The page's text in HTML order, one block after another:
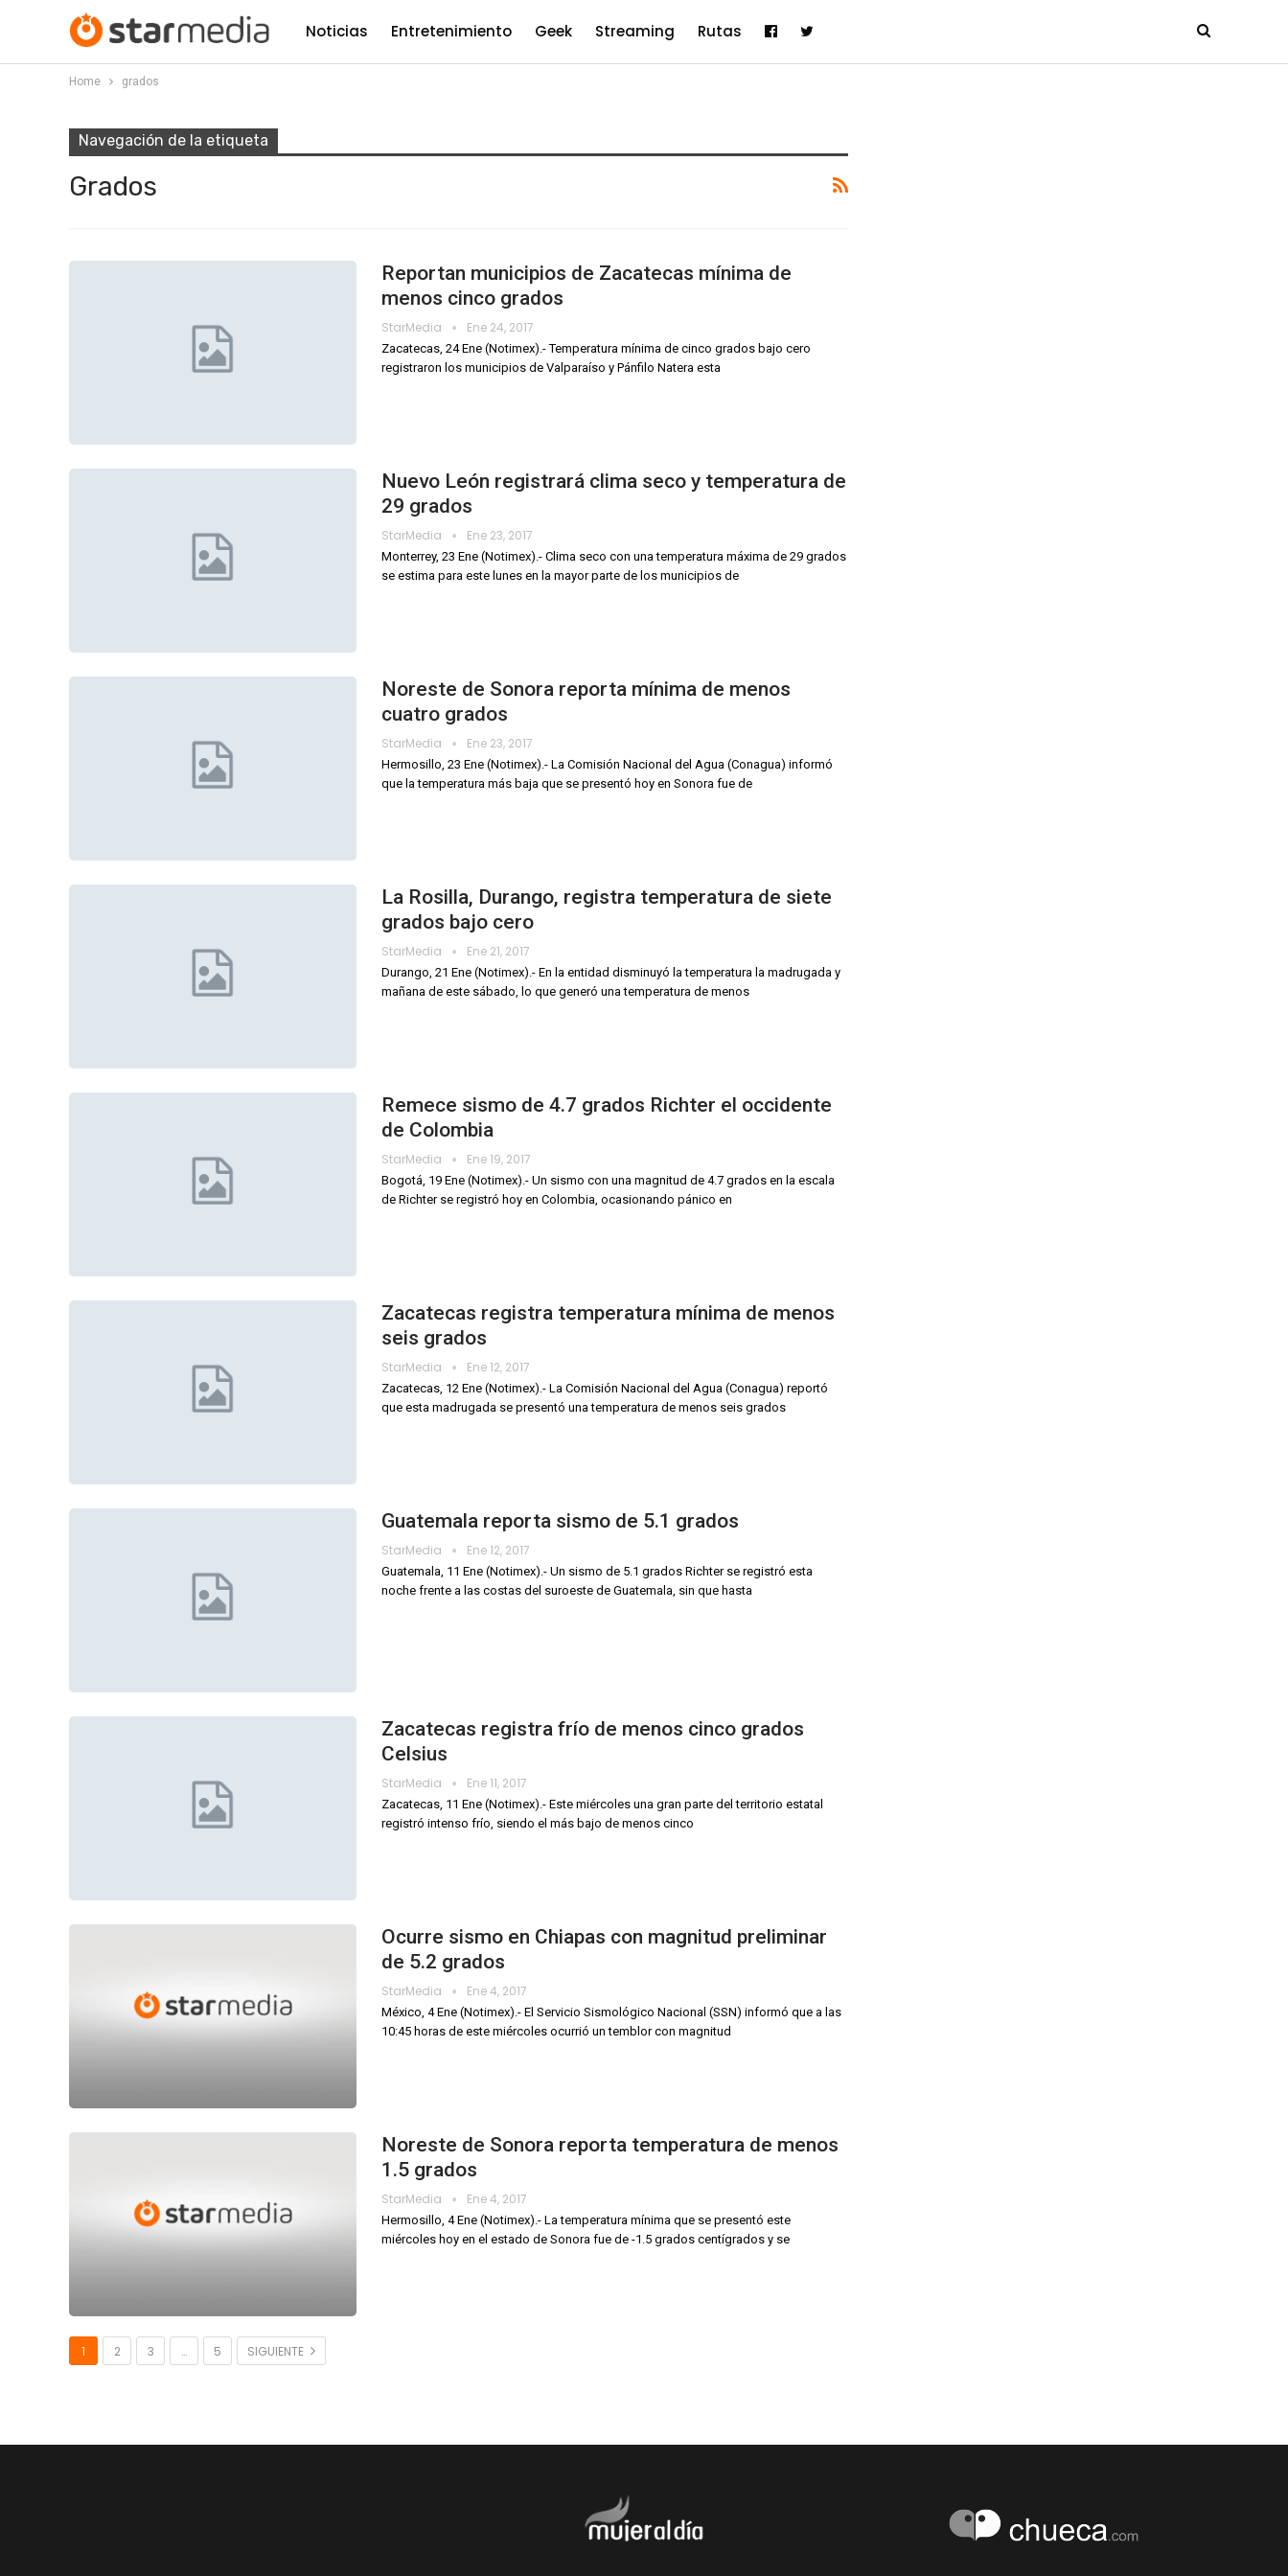
Noticias Entretenimiento Geek Streaming Rutas
Home grados
Navegación de la etiqueta
Grados
Reportan municipios de Zacatecas mínima de
menos cinco grados
StarMedia Ene 24, 2017
Zacatecas, 24 Ene (Notimex).- Temperatura mínima de cinco grados bajo cero
registraron los municipios de Valparaíso y Pánfilo Natera esta
Nuevo León registrará clima seco y temperatura de
29 grados
StarMedia Ene 23, 2017
Monterrey, 23 Ene (Notimex).- Clima seco con una temperatura máxima de 29 grados
se estima para este lunes en la mayor parte de los municipios de
Noreste de Sonora reporta mínima de menos
cuatro grados
StarMedia Ene 23, 2017
Hermosillo, 23 Ene (Notimex).- La Comisión Nacional del Agua (Conagua) informó
que la temperatura más baja que se presentó hoy en Sonora fue de
La Rosilla, Durango, registra temperatura de siete
grados bajo cero
StarMedia Ene 21, 2017
Durango, 21 Ene (Notimex).- En la entidad disminuyó la temperatura la madrugada y
mañana de este sábado, lo que generó una temperatura de menos
Remece sismo de 4.7 grados Richter el occidente
de Colombia
StarMedia Ene 19, 2017
Bogotá, 19 Ene (Notimex).- Un sismo con una magnitud de 4.7 grados en la escala
de Richter se registró hoy en Colombia, ocasionando pánico en
Zacatecas registra temperatura mínima de menos
seis grados
StarMedia Ene 12, 2017
Zacatecas, 12 Ene (Notimex).- La Comisión Nacional del Agua (Conagua) reportó
que esta madrugada se presentó una temperatura de menos seis grados
Guatemala reporta sismo de 5.1 grados
StarMedia Ene 12, 2017
Guatemala, 11 Ene (Notimex).- Un sismo de 5.1 grados Richter se registró esta
noche frente a las costas del suroeste de Guatemala, sin que hasta
Zacatecas registra frío de menos cinco grados
Celsius
StarMedia Ene 11, 2017
Zacatecas, 11 Ene (Notimex).- Este miércoles una gran parte del territorio estatal
registró intenso frío, siendo el más bajo de menos cinco
Ocurre sismo en Chiapas con magnitud preliminar
de 5.2 grados
StarMedia Ene 4, 2017
México, 4 Ene (Notimex).- El Servicio Sismológico Nacional (SSN) informó que a las
10:45 horas de este miércoles ocurrió un temblor con magnitud
Noreste de Sonora reporta temperatura de menos
1.5 grados
StarMedia Ene 4, 2017
Hermosillo, 4 Ene (Notimex).- La temperatura mínima que se presentó este
miércoles hoy en el estado de Sonora fue de -1.5 grados centígrados y se
1 2 3 … 5 SIGUIENTE